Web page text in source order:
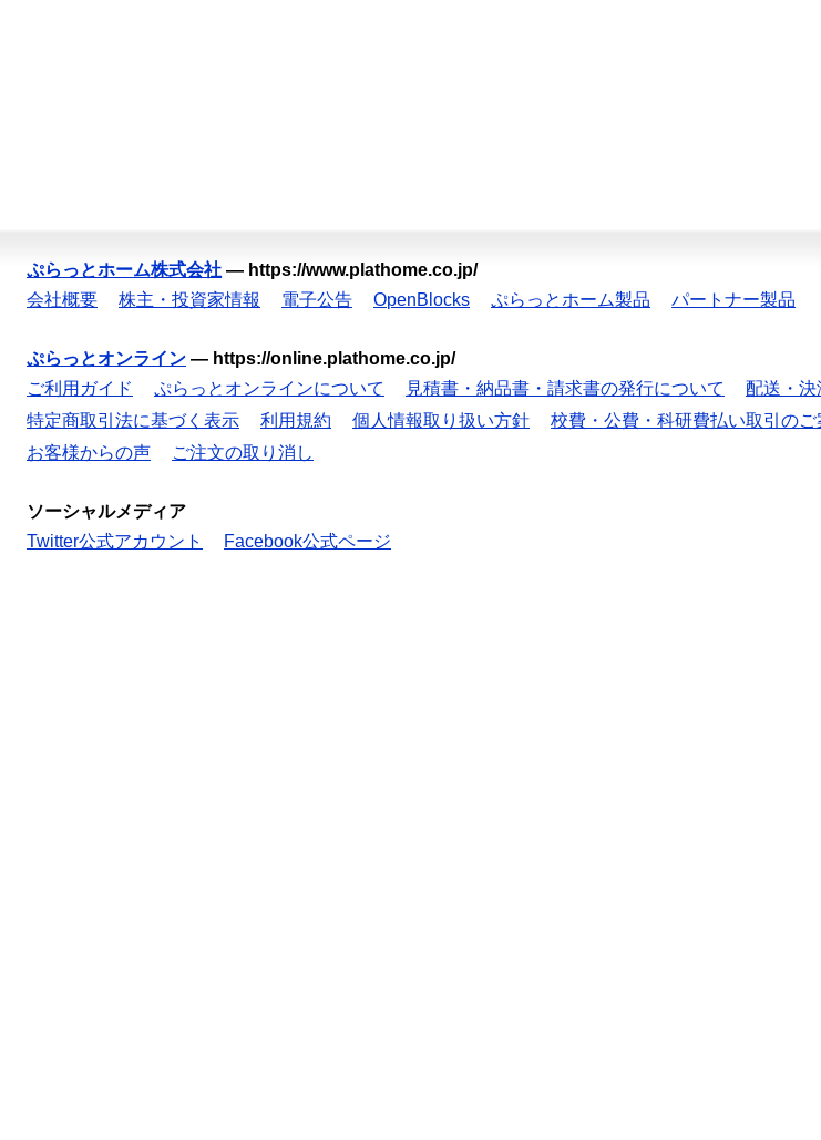
ぷらっとホーム株式会社 — https://www.plathome.co.jp/
会社概要
株主・投資家情報 電子公告 OpenBlocks ぷらっとホーム製品 パートナー製品
ぷらっとオンライン — https://online.plathome.co.jp/
ご利用ガイド
ぷらっとオンラインについて 見積書・納品書・請求書の発行について 配送・決
特定商取引法に基づく表示
利用規約 個人情報取り扱い方針 校費・公費・科研費払い取引のご
お客様からの声
ご注文の取り消し
ソーシャルメディア
Twitter公式アカウント
Facebook公式ページ